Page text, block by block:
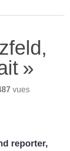
»
vues
reporter,